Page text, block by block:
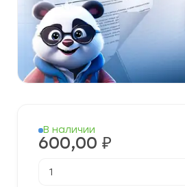
В наличии
600,00 ₽
товара